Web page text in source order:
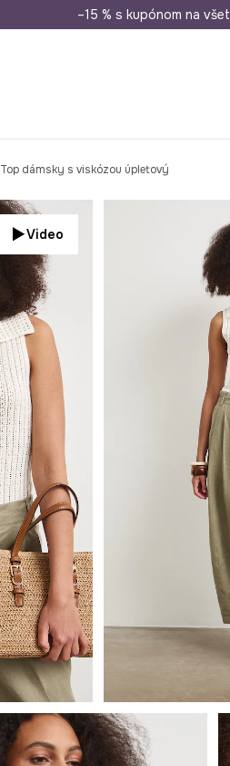
Doprava zadarmo od 50 €
–15 % s kupónom na
Top dámsky s viskózou úpletový
Video